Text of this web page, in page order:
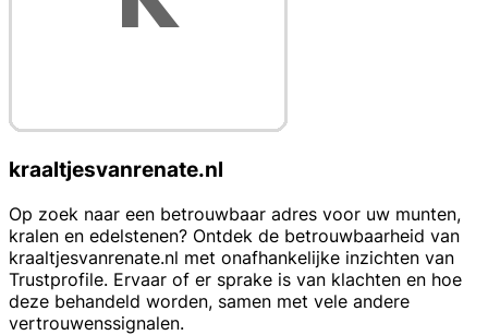
kraaltjesvanrenate.nl
Op zoek naar een betrouwbaar adres voor uw munten,
kralen en edelstenen? Ontdek de betrouwbaarheid van
kraaltjesvanrenate.nl met onafhankelijke inzichten van
Trustprofile. Ervaar of er sprake is van klachten en hoe
deze behandeld worden, samen met vele andere
vertrouwenssignalen.